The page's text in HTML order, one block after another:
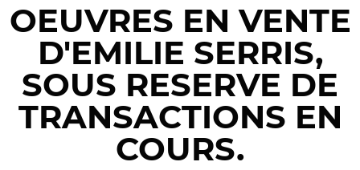
OEUVRES EN VENTE
D'EMILIE SERRIS,
SOUS RESERVE DE
TRANSACTIONS EN
COURS.